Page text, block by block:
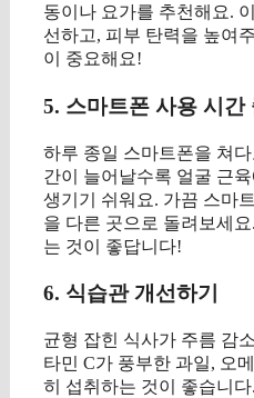
동이나 요가를 추천해요.
선하고, 피부 탄력을 높여
이 중요해요!
5. 스마트폰 사용 시간
하루 종일 스마트폰을 쳐
간이 늘어날수록 얼굴 근
생기기 쉬워요. 가끔 스마
을 다른 곳으로 돌려보세
는 것이 좋답니다!
6. 식습관 개선하기
균형 잡힌 식사가 주름 감
타민 C가 풍부한 과일, 오
히 섭취하는 것이 좋습니